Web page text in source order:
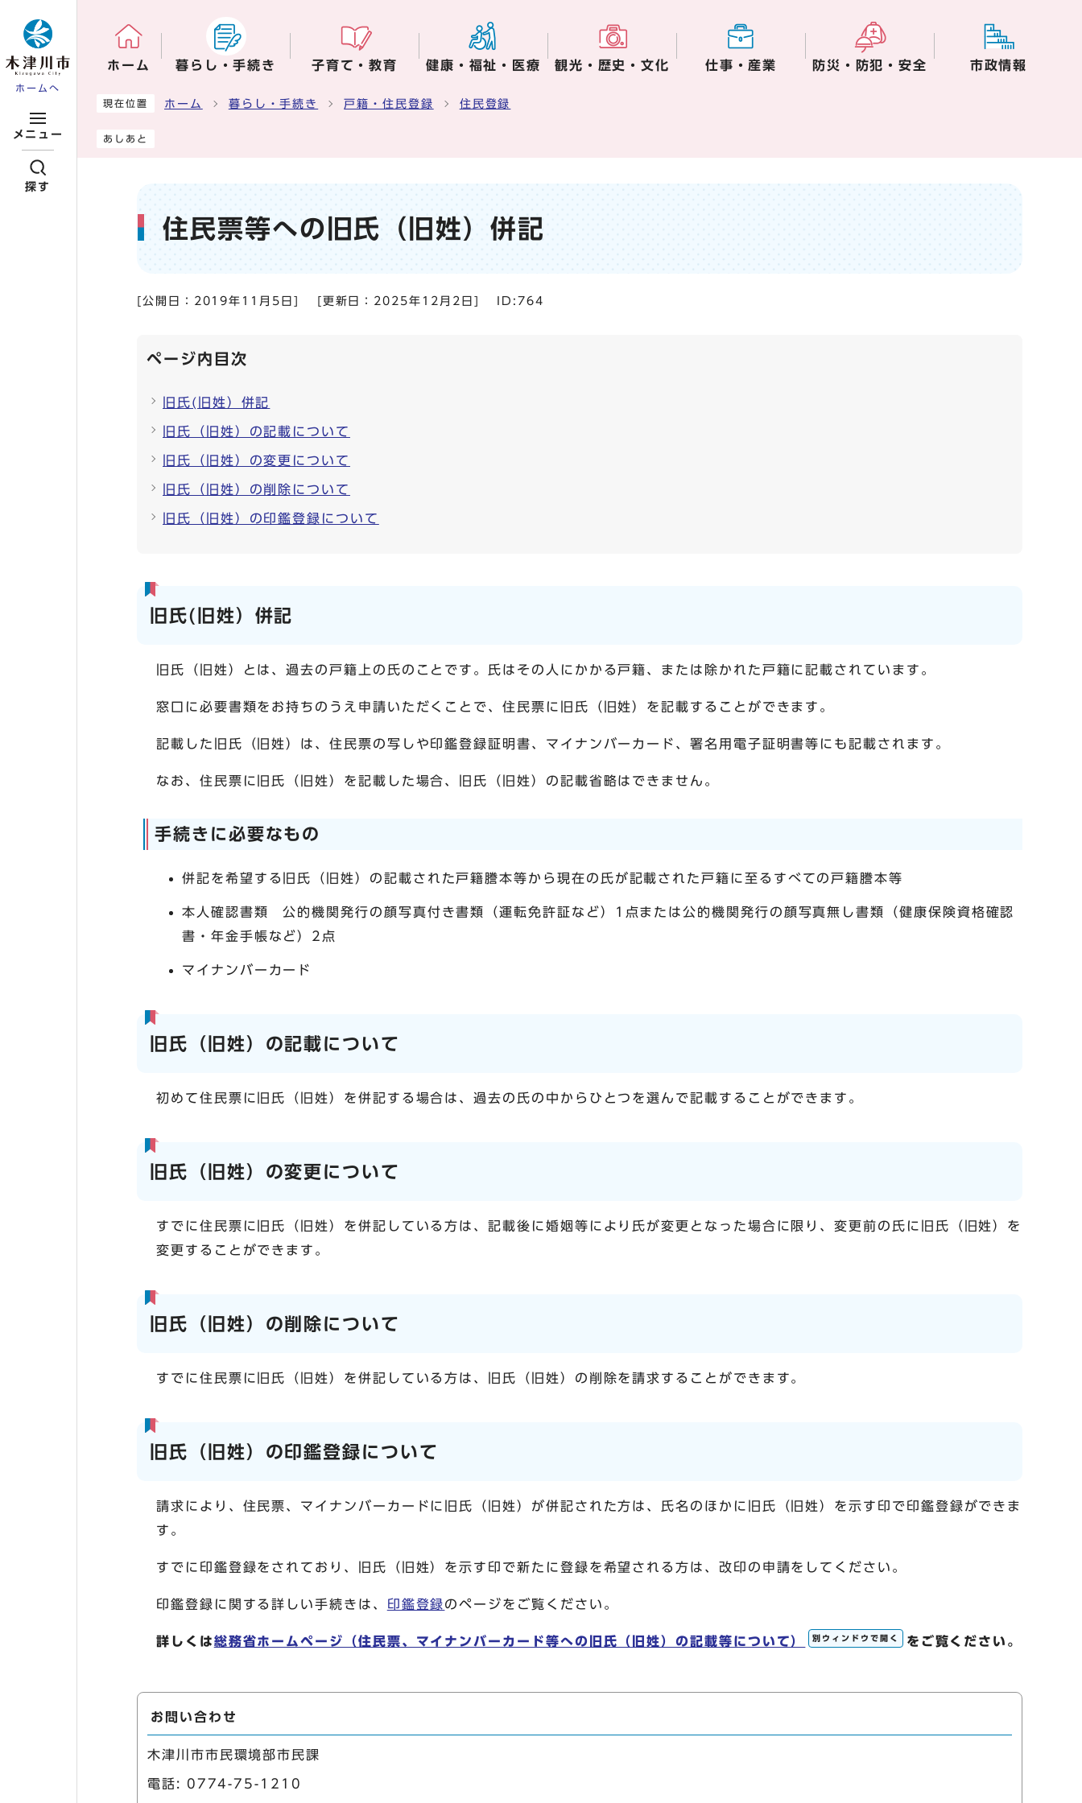
ホームへ
メニュー
探す
ホーム 暮らし・手続き 子育て・教育 健康・福祉・医療 観光・歴史・文化 仕事・産業 防災・防犯・安全 市政情報
ここから本文です
現在位置 ホーム 暮らし・手続き 戸籍・住民登録 住民登録
あしあと
住民票等への旧氏（旧姓）併記
[公開日： 2019年11月5日 [更新日： 2025年12月2日 ID:764
ページ内目次
旧氏(旧姓）併記
旧氏（旧姓）の記載について
旧氏（旧姓）の変更について
旧氏（旧姓）の削除について
旧氏（旧姓）の印鑑登録について
旧氏(旧姓）併記
旧氏（旧姓）とは、過去の戸籍上の氏のことです。氏はその人にかかる戸籍、または除かれた戸籍に記載されています。
窓口に必要書類をお持ちのうえ申請いただくことで、住民票に旧氏（旧姓）を記載することができます。
記載した旧氏（旧姓）は、住民票の写しや印鑑登録証明書、マイナンバーカード、署名用電子証明書等にも記載されます。
なお、住民票に旧氏（旧姓）を記載した場合、旧氏（旧姓）の記載省略はできません。
手続きに必要なもの
併記を希望する旧氏（旧姓）の記載された戸籍謄本等から現在の氏が記載された戸籍に至るすべての戸籍謄本等
本人確認書類 公的機関発行の顔写真付き書類（運転免許証など）1点または公的機関発行の顔写真無し書類（健康保険資格確認
書・年金手帳など）2点
マイナンバーカード
旧氏（旧姓）の記載について
初めて住民票に旧氏（旧姓）を併記する場合は、過去の氏の中からひとつを選んで記載することができます。
旧氏（旧姓）の変更について
すでに住民票に旧氏（旧姓）を併記している方は、記載後に婚姻等により氏が変更となった場合に限り、変更前の氏に旧氏（旧姓）を
変更することができます。
旧氏（旧姓）の削除について
すでに住民票に旧氏（旧姓）を併記している方は、旧氏（旧姓）の削除を請求することができます。
旧氏（旧姓）の印鑑登録について
請求により、住民票、マイナンバーカードに旧氏（旧姓）が併記された方は、氏名のほかに旧氏（旧姓）を示す印で印鑑登録ができま
す。
すでに印鑑登録をされており、旧氏（旧姓）を示す印で新たに登録を希望される方は、改印の申請をしてください。
印鑑登録に関する詳しい手続きは、 印鑑登録のページをご覧ください。
詳しくは総務省ホームページ（住民票、マイナンバーカード等への旧氏（旧姓）の記載等について） 別ウィンドウで開く をご覧ください。
お問い合わせ
木津川市市民環境部市民課
電話: 0774-75-1210